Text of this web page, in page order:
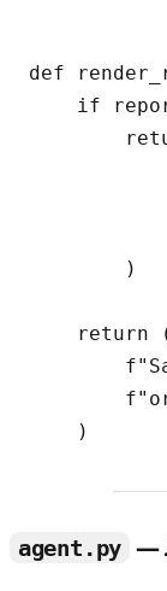
def
if
        )
return
agent.py —